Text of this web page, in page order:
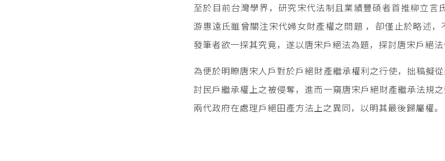
至於目前台灣學界，研究宋代法制且業績豐碩者首推柳立言
游惠遠氏雖曾關注宋代婦女財產權之問題 ，卻僅止於略述
發筆者欲一探其究竟，遂以唐宋戶絕法為題，探討唐宋戶絕法
為便於明瞭唐宋人戶對於戶絕財產繼承權利之行使，拙稿擬
討民戶繼承權上之被侵奪，進而一窺唐宋戶絕財產繼承法規
兩代政府在處理戶絕田產方法上之異同，以明其最後歸屬權。